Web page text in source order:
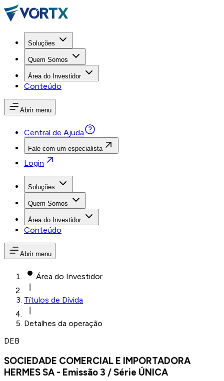
Soluções
Quem Somos
Área do Investidor
Conteúdo
Abrir menu
Central de Ajuda
Fale com um especialista
Login
Soluções
Quem Somos
Área do Investidor
Conteúdo
Abrir menu
Área do Investidor
Títulos de Dívida
Detalhes da operação
DEB
SOCIEDADE COMERCIAL E IMPORTADORA
HERMES SA - Emissão3 / Série ÚNICA